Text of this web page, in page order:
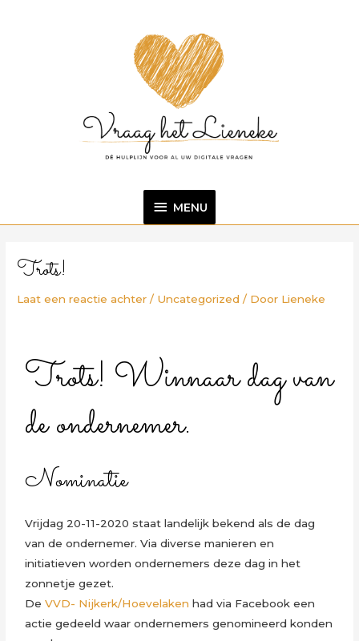
MENU
Trots!
Laat een reactie achter / Uncategorized / Door Lieneke
Trots! Winnaar dag van
de ondernemer.
Nominatie
Vrijdag 20-11-2020 staat landelijk bekend als de dag
van de ondernemer. Via diverse manieren en
initiatieven worden ondernemers deze dag in het
zonnetje gezet.
De VVD- Nijkerk/Hoevelaken had via Facebook een
actie gedeeld waar ondernemers genomineerd konden